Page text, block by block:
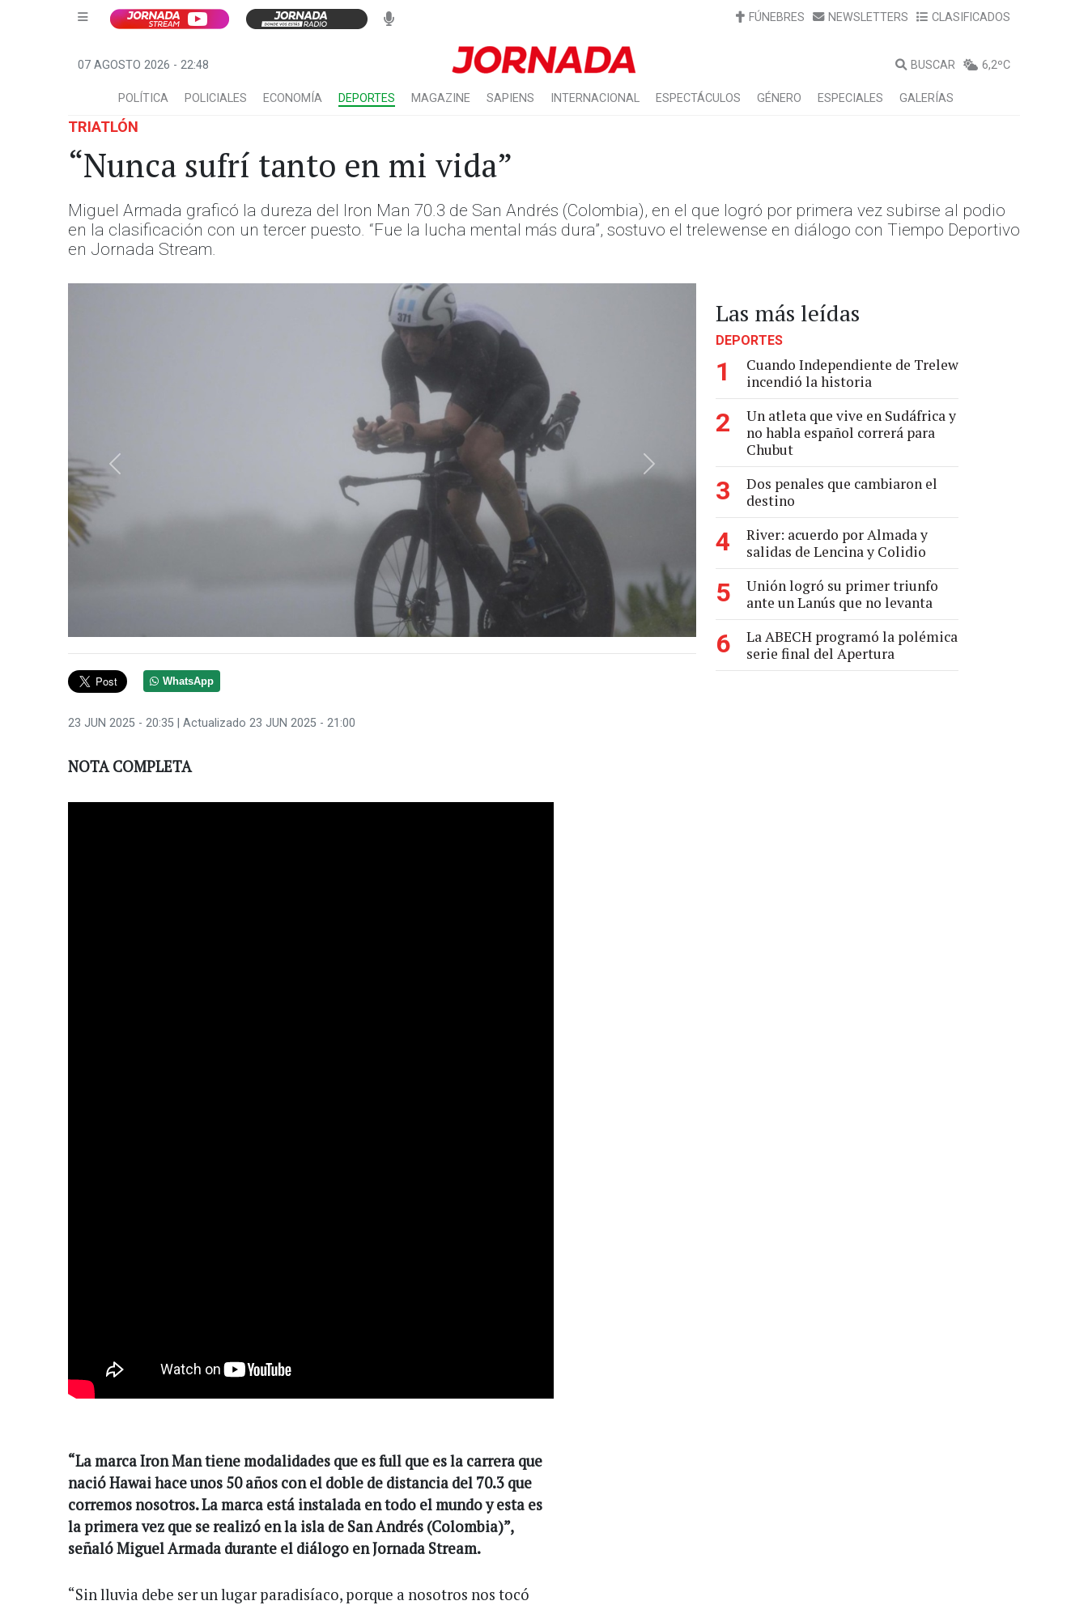
FÚNEBRES NEWSLETTERS CLASIFICADOS
07 AGOSTO 2026 - 22:48 BUSCAR 6,2ºC
POLÍTICA POLICIALES ECONOMÍA DEPORTES MAGAZINE SAPIENS INTERNACIONAL ESPECTÁCULOS GÉNERO ESPECIALES GALERÍAS
TRIATLÓN
“Nunca sufrí tanto en mi vida”
Miguel Armada graficó la dureza del Iron Man 70.3 de San Andrés (Colombia), en el que logró por primera vez subirse al podio
en la clasificación con un tercer puesto. “Fue la lucha mental más dura”, sostuvo el trelewense en diálogo con Tiempo Deportivo
en Jornada Stream.
Anterior Siguiente
WhatsApp
23 JUN 2025 - 20:35 | Actualizado 23 JUN 2025 - 21:00
NOTA COMPLETA
“La marca Iron Man tiene modalidades que es full que es la carrera que
nació Hawai hace unos 50 años con el doble de distancia del 70.3 que
corremos nosotros. La marca está instalada en todo el mundo y esta es
la primera vez que se realizó en la isla de San Andrés (Colombia)”,
señaló Miguel Armada durante el diálogo en Jornada Stream.
“Sin lluvia debe ser un lugar paradisíaco, porque a nosotros nos tocó
Las más leídas
DEPORTES
1
Cuando Independiente de Trelew
incendió la historia
2
Un atleta que vive en Sudáfrica y
no habla español correrá para
Chubut
3
Dos penales que cambiaron el
destino
4
River: acuerdo por Almada y
salidas de Lencina y Colidio
5
Unión logró su primer triunfo
ante un Lanús que no levanta
6
La ABECH programó la polémica
serie final del Apertura